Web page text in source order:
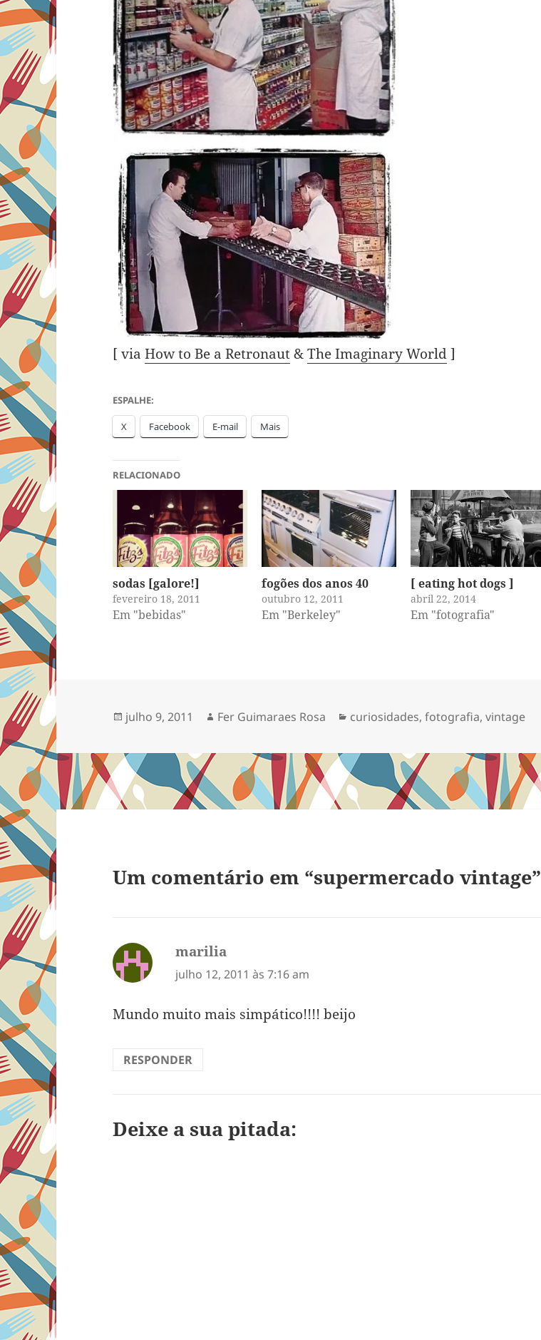
[ viaHow to Be a Retronaut&The Imaginary World]
ESPALHE:
X Facebook E-mail Mais
RELACIONADO
sodas [galore!]
fevereiro 18, 2011
Em "bebidas"
fogões dos anos 40
outubro 12, 2011
Em "Berkeley"
[ eating hot dogs ]
abril 22, 2014
Em "fotografia"
Publicado
julho 9, 2011 Autor
Fer Guimaraes Rosa Categorias
curiosidades,fotografia,vintage
Um comentário em “supermercado vintage”
marilia
julho 12, 2011 às 7:16 am
Mundo muito mais simpático!!!! beijo
RESPONDER
Deixe a sua pitada: